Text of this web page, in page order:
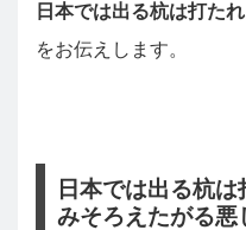
日本では出る杭は打た
をお伝えします。
日本では出る杭
みそろえたがる悪